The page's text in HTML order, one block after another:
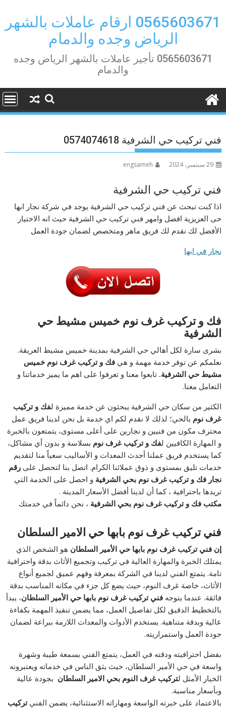
content
0565603671 ارقام عاملات بالشهر
الرياض وجده والدمام
0565603671 تأجير عاملات بالشهر الرياض وجده
والدمام
فني تركيب حي الشرفية 0574074618
29 سبتمبر، 2024 engsameh
فني تركيب حي الشرفية
اذا كنت تبحث عن فني تركيب حي الشرفية يوجد في شركة نجار ابها
حى العزيزية افضل وامهر فني تركيب حي الشرفية حيث انه الاختيار
الأفضل لك نقدم لك فريق ماهر ومتخصص لضمان جودة العمل
نجار في ابها
فك و تركيب غرف نوم خميس مشيط حي
الشرفية
بشرى سارة لكل أهالي حي الشرفية بمدينة خميس مشيط العريقة.
نعلمكم عن توفر خدمة مهمة و هيفك و تركيب غرف نوم خميس
مشيط حي الشرفية.تابعوا معنا و تعرفوا على اهم ما يميز خدماتنا و
التعامل معنا.
الكثير من سكان حي الشرفية يبحثون عن خدمة مميزة لفك و تركيب
غرف نوم بالحي؛ لذلك لا نقدم لكم اي خدمة بل نحن لدينا فريق عمل
محترف مكون من فنيين و نجارين على أعلى مستوى، يتمتعون بالخبرة
و المهارة الكافيين لفك و تركيب غرف نوم بسلاسة و بدون أي مشاكل،
كما يستخدم فريق عملنا أحدث المعدات و الأساليب سعياً منا لتقديم
خدمات تليق بمستوى و ذوق عملائنا الكرام. اتصل بنا لتحصل علىرقم
نجار فك و تركيب غرف نوم بحي الشرفية و احصل على الخدمة التي
تريدها باحترافية ، كما أن لدينا أفضل الأسعار المدينة .
مكتب فك و تركيب غرف نوم بحي الشرفية ، نحن دائماً في خدمتك
فني تركيب غرف نوم بابها حي الامير السلطان
إن فني تركيب غرف نوم بابها حي الأمير السلطان هو الشخص الذي
يمتلك الخبرة والمهارة العالية في تركيب وتجميع الأثاث بدقة واحترافية
تامة. يتمتع الفني لدينا في الشركة بمعرفة وفهم عميق لجميع أنواع
الأثاث، خاصة غرف النوم، حيث يضع كل جزء في مكانه المناسب بدقة
فائقة. عندما يتوجهفني تركيب غرف نوم بابها حي الأمير السلطان، يبدأ
بالتخطيط الدقيق لكل تفاصيل العمل، مما يضمن تنفيذ المهمة بكفاءة
عالية وبدقة متناهية. يستخدم الأدوات والمعدات اللازمة ببراعة لضمان
جودة العمل واستمراريته.
بفضل احترافيته ودقته في العمل، يتمتع الفني بسمعة طيبة وشهرة
واسعة في حي الأمير السلطان، حيث يثق الناس في خدماته ويعتبرونه
الخيار الأمثل لتركيب غرف النوم بحي الامير السلطان بجودة عالية
وبأسعار مناسبة.
بالاعتماد على خبرته الواسعة ومهاراته الاستثنائية، يضمن الفنيتركيب